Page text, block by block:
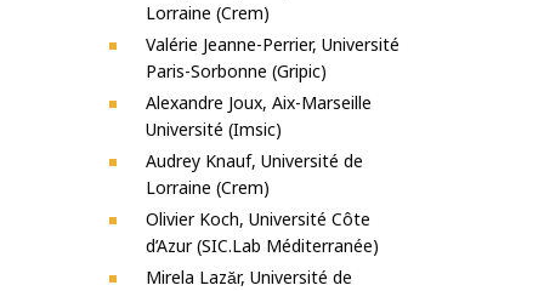
Lorraine (Crem)
Valérie Jeanne-Perrier, Université
Paris-Sorbonne (Gripic)
Alexandre Joux, Aix-Marseille
Université (Imsic)
Audrey Knauf, Université de
Lorraine (Crem)
Olivier Koch, Université Côte
d’Azur (SIC.Lab Méditerranée)
Mirela Lazăr, Université de